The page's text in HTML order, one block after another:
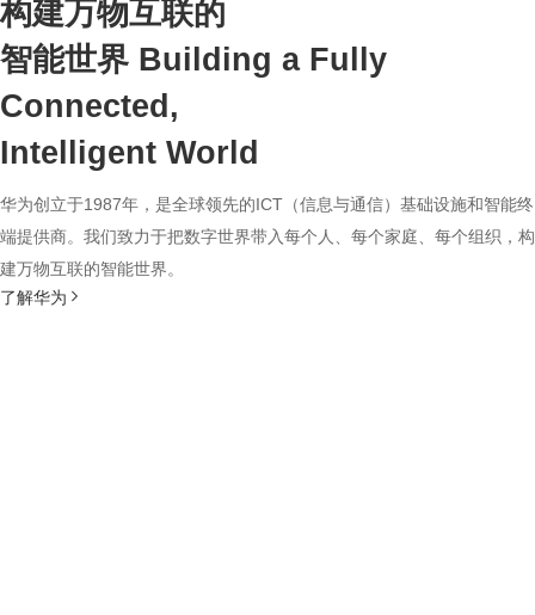
构建万物互联的
智能世界 Building a Fully
Connected,
Intelligent World
华为创立于1987年，是全球领先的ICT（信息与通信）基础设施和智能终
端提供商。我们致力于把数字世界带入每个人、每个家庭、每个组织，构
建万物互联的智能世界。
了解华为